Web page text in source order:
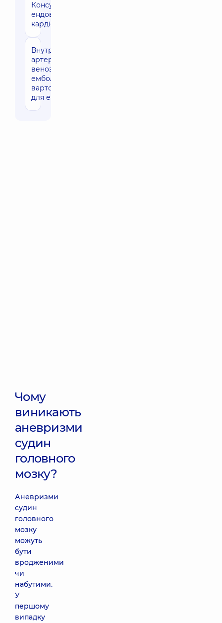
Консультація
ендоваскулярного
кардіохірурга
Внутрішньосудинна
артеріальна та
венозна
емболізація (без
вартості набору
для емболізації)
Чому
виникають
аневризми
судин
головного
мозку?
Аневризми
судин
головного
мозку
можуть
бути
вродженими
чи
набутими.
У
першому
випадку